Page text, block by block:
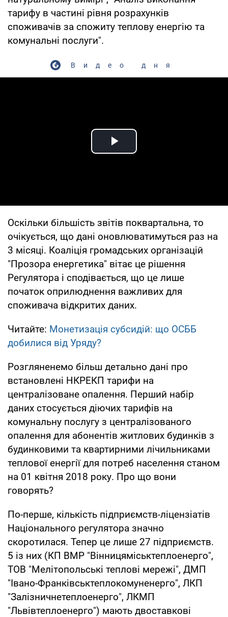
тарифу в частині рівня розрахунків
споживачів за спожиту теплову енергію та
комунальні послуги".
Видео дня
Play Video
Оскільки більшість звітів поквартальна, то
очікується, що дані оновлюватимуться раз на
3 місяці. Коаліція громадських організацій
"Прозора енергетика" вітає це рішення
Регулятора і сподівається, що це лише
початок оприлюднення важливих для
споживача відкритих даних.
Читайте: Монетизація субсидій: що ОСББ
добилися від Уряду?
Розгляненемо більш детально дані про
встановлені НКРЕКП тарифи на
централізоване опалення. Перший набір
даних стосується діючих тарифів на
комунальну послугу з централізованого
опалення для абонентів житлових будинків з
будинковими та квартирними лічильниками
теплової енергії для потреб населення станом
на 01 квітня 2018 року. Про що вони
говорять?
По-перше, кількість підприємств-ліцензіатів
Національного регулятора значно
скоротилася. Тепер це лише 27 підприємств.
5 із них (КП ВМР "Вінницяміськтеплоенерго",
ТОВ "Мелітопольські теплові мережі", ДМП
"Івано-Франківськтеплокомуненерго", ЛКП
"Залізничнетеплоенерго", ЛКМП
"Львівтеплоенерго") мають двоставкові